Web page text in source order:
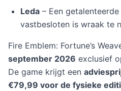
Leda – Een
vastbesloten is wraak te
Fire Emblem: Fortune’s
september 2026 exclusief
De game krijgt een
€79,99 voor de fysieke